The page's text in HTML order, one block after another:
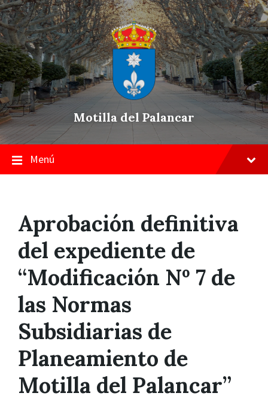
Skip
to
content
Saltar
a
la
navegación
principal
Saltar
a
pie
de
página
Motilla del Palancar
Menú
Aprobación definitiva
del expediente de
“Modificación Nº 7 de
las Normas
Subsidiarias de
Planeamiento de
Motilla del Palancar”